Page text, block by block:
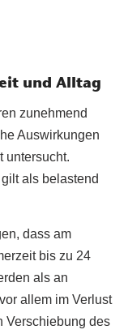
und Alltag
zunehmend
Auswirkungen
untersucht.
als belastend
dass am
bis zu 24
als an
allem im Verlust
Verschiebung des